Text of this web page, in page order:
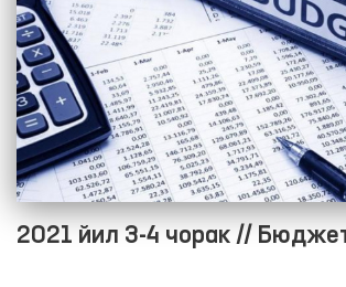
2021 йил 3-4 чорак //